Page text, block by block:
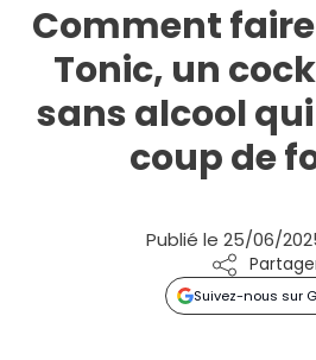
Comment
Tonic, un
sans alcool
coup de
Publié le 25/06/
Suivez-nous sur